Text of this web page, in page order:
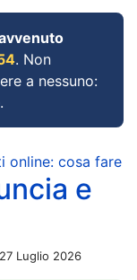
. Non
a nessuno:
online: cosa fare
e
27 Luglio 2026